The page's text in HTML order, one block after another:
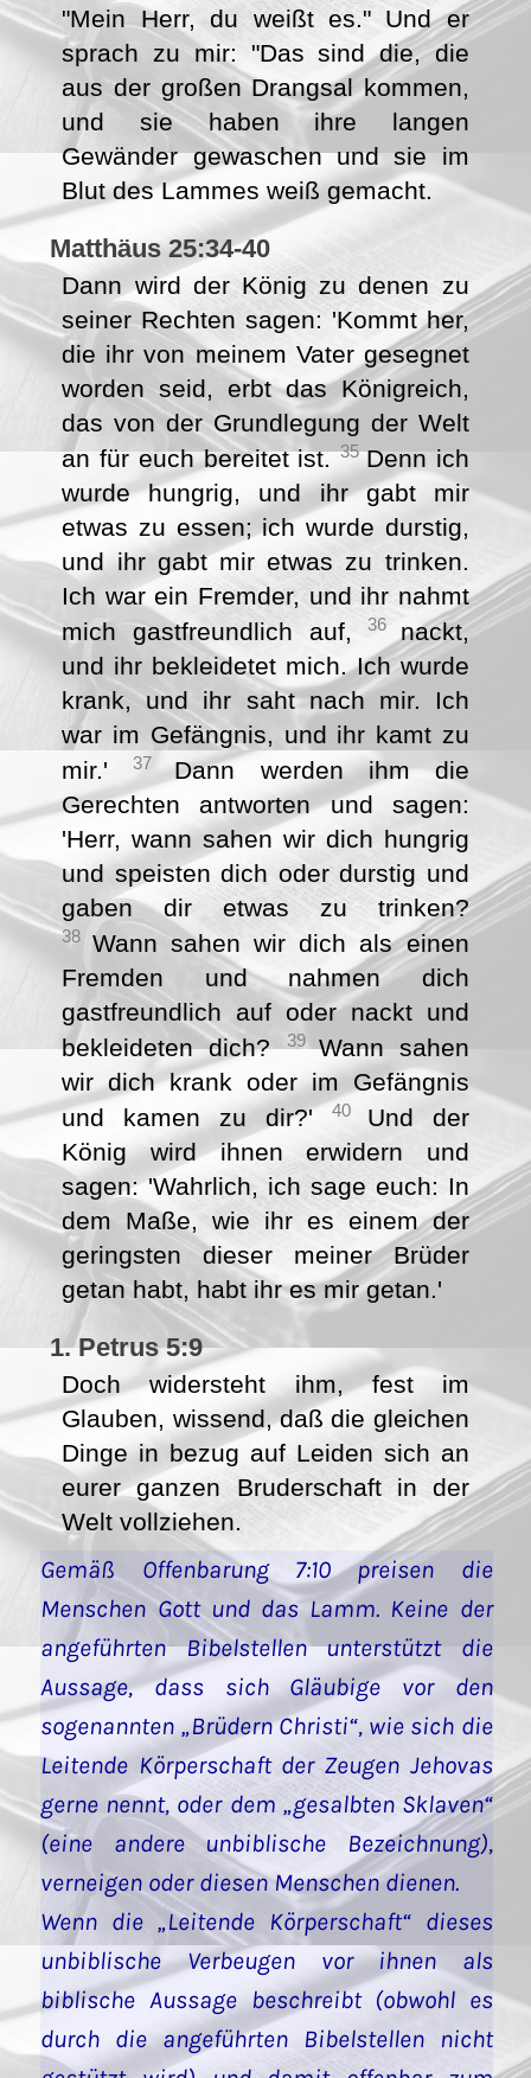
"Mein Herr, du weißt es." Und er
sprach zu mir: "Das sind die, die
aus der großen Drangsal kommen,
und sie haben ihre langen
Gewänder gewaschen und sie im
Blut des Lammes weiß gemacht.
Matthäus 25:34-40
Dann wird der König zu denen zu
seiner Rechten sagen: 'Kommt her,
die ihr von meinem Vater gesegnet
worden seid, erbt das Königreich,
das von der Grundlegung der Welt
an für euch bereitet ist.35Denn ich
wurde hungrig, und ihr gabt mir
etwas zu essen; ich wurde durstig,
und ihr gabt mir etwas zu trinken.
Ich war ein Fremder, und ihr nahmt
mich gastfreundlich auf,36 nackt,
und ihr bekleidetet mich. Ich wurde
krank, und ihr saht nach mir. Ich
war im Gefängnis, und ihr kamt zu
mir.'37 Dann werden ihm die
Gerechten antworten und sagen:
'Herr, wann sahen wir dich hungrig
und speisten dich oder durstig und
gaben dir etwas zu trinken?
38 Wann sahen wir dich als einen
Fremden und nahmen dich
gastfreundlich auf oder nackt und
bekleideten dich?39 Wann sahen
wir dich krank oder im Gefängnis
und kamen zu dir?'
40 Und der
König wird ihnen erwidern und
sagen: 'Wahrlich, ich sage euch: In
dem Maße, wie ihr es einem der
geringsten dieser meiner Brüder
getan habt, habt ihr es mir getan.'
1. Petrus 5:9
Doch widersteht ihm, fest im
Glauben, wissend, daß die gleichen
Dinge in bezug auf Leiden sich an
eurer ganzen Bruderschaft in der
Welt vollziehen.
Gemäß Offenbarung 7:10 preisen die
Menschen Gott und das Lamm. Keine der
angeführten Bibelstellen unterstützt die
Aussage, dass sich Gläubige vor den
sogenannten „Brüdern Christi“, wie sich die
Leitende Körperschaft der Zeugen Jehovas
gerne nennt, oder dem „gesalbten Sklaven“
(eine andere unbiblische Bezeichnung),
verneigen oder diesen Menschen dienen.
Wenn die „Leitende Körperschaft“ dieses
unbiblische Verbeugen vor ihnen als
biblische Aussage beschreibt (obwohl es
durch die angeführten Bibelstellen nicht